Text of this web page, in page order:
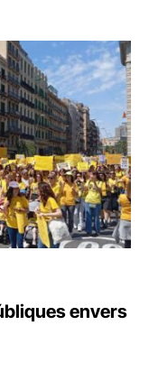
envers